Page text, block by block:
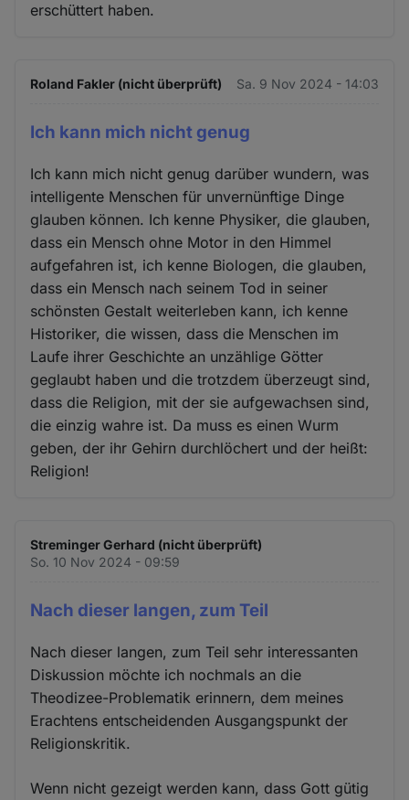
erschüttert haben.
Roland Fakler (nicht überprüft) Sa. 9 Nov 2024 - 14:03
Ich kann mich nicht genug
Ich kann mich nicht genug darüber wundern, was
intelligente Menschen für unvernünftige Dinge
glauben können. Ich kenne Physiker, die glauben,
dass ein Mensch ohne Motor in den Himmel
aufgefahren ist, ich kenne Biologen, die glauben,
dass ein Mensch nach seinem Tod in seiner
schönsten Gestalt weiterleben kann, ich kenne
Historiker, die wissen, dass die Menschen im
Laufe ihrer Geschichte an unzählige Götter
geglaubt haben und die trotzdem überzeugt sind,
dass die Religion, mit der sie aufgewachsen sind,
die einzig wahre ist. Da muss es einen Wurm
geben, der ihr Gehirn durchlöchert und der heißt:
Religion!
Streminger Gerhard (nicht überprüft)
So. 10 Nov 2024 - 09:59
Nach dieser langen, zum Teil
Nach dieser langen, zum Teil sehr interessanten
Diskussion möchte ich nochmals an die
Theodizee-Problematik erinnern, dem meines
Erachtens entscheidenden Ausgangspunkt der
Religionskritik.
Wenn nicht gezeigt werden kann, dass Gott gütig
und